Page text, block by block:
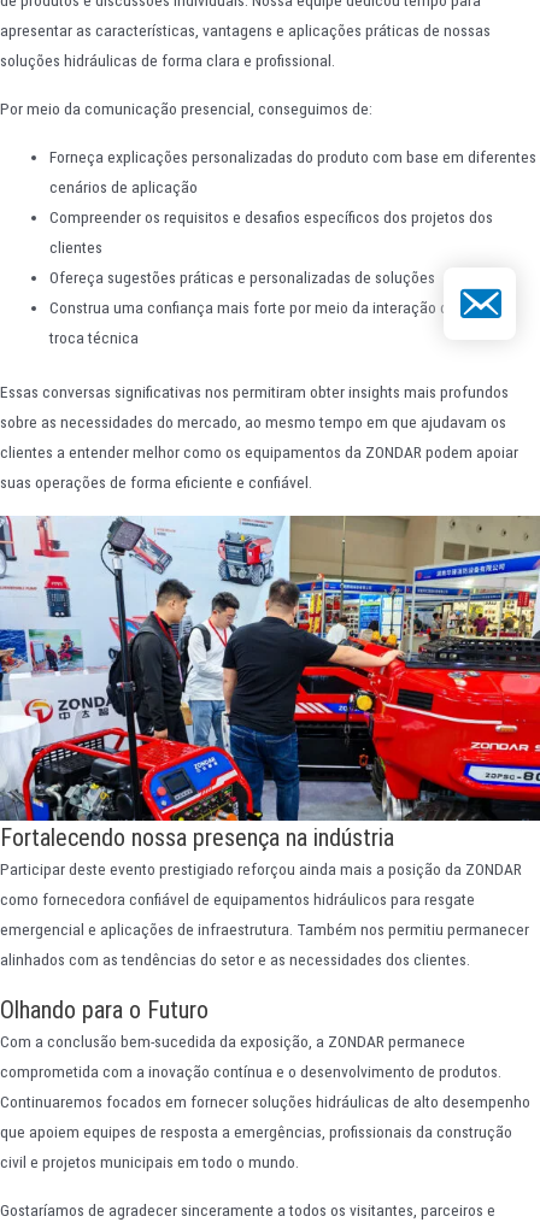
apresentar as características, vantagens e aplicações práticas de nossas
soluções hidráulicas de forma clara e profissional.
Por meio da comunicação presencial, conseguimos de:
Forneça explicações personalizadas do produto com base em diferentes
cenários de aplicação
Compreender os requisitos e desafios específicos dos projetos dos
clientes
Ofereça sugestões práticas e personalizadas de soluções
Construa uma confiança mais forte por meio da interação direta e da
troca técnica
Essas conversas significativas nos permitiram obter insights mais profundos
sobre as necessidades do mercado, ao mesmo tempo em que ajudavam os
clientes a entender melhor como os equipamentos da ZONDAR podem apoiar
suas operações de forma eficiente e confiável.
Fortalecendo nossa presença na indústria
Participar deste evento prestigiado reforçou ainda mais a posição da ZONDAR
como fornecedora confiável de equipamentos hidráulicos para resgate
emergencial e aplicações de infraestrutura. Também nos permitiu permanecer
alinhados com as tendências do setor e as necessidades dos clientes.
Olhando para o Futuro
Com a conclusão bem-sucedida da exposição, a ZONDAR permanece
comprometida com a inovação contínua e o desenvolvimento de produtos.
Continuaremos focados em fornecer soluções hidráulicas de alto desempenho
que apoiem equipes de resposta a emergências, profissionais da construção
civil e projetos municipais em todo o mundo.
Gostaríamos de agradecer sinceramente a todos os visitantes, parceiros e
E-mail